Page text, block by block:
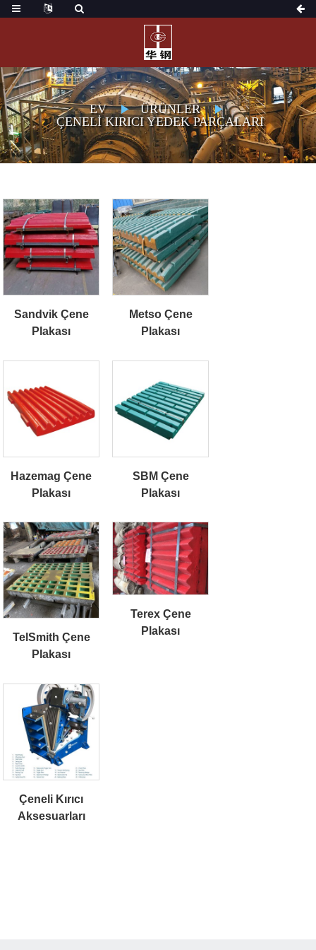
EV
ÜRÜNLER
ÇENELI KIRICI YEDEK PARÇALARI
Sandvik Çene
Plakası
Metso Çene
Plakası
Hazemag Çene
Plakası
SBM Çene
Plakası
TelSmith Çene
Plakası
Terex Çene
Plakası
Çeneli Kırıcı
Aksesuarları